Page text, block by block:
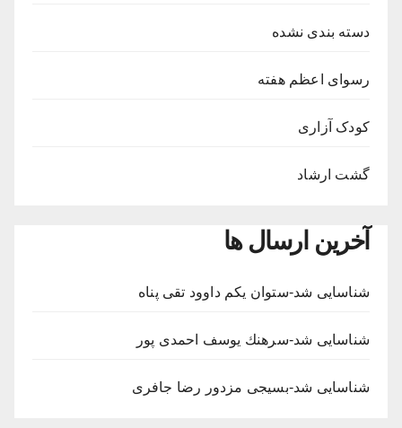
دسته بندی نشده
رسوای اعظم هفته
کودک آزاری
گشت ارشاد
آخرین ارسال ها
شناسایی شد-ستوان یکم داوود تقی پناه
شناسایی شد-سرهنك يوسف احمدى پور
شناسایی شد-بسيجى مزدور رضا جافری